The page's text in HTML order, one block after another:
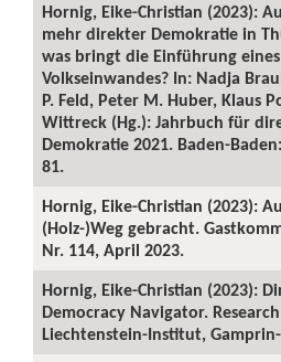
Hornig, Eike-Christian (2023):
mehr direkter Demokratie in
was bringt die Einführung eines
Volkseinwandes? In: Nadja
P. Feld, Peter M. Huber, Klaus
Wittreck (Hg.): Jahrbuch für
Demokratie 2021. Baden-
81.
Hornig, Eike-Christian (2023):
(Holz-)Weg gebracht.
Nr. 114, April 2023.
Hornig, Eike-Christian (2023):
Democracy Navigator.
Liechtenstein-Institut,